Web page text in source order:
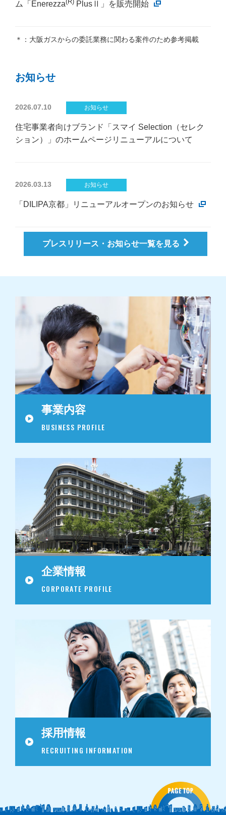
ム「Enerezza PlusⅡ」を販売開始
＊：大阪ガスからの委託業務に関わる案件のため参考掲載
お知らせ
2026.07.10 お知らせ
住宅事業者向けブランド「スマイ Selection（セレク
ション）」のホームページリニューアルについて
2026.03.13 お知らせ
「DILIPA京都」リニューアルオープンのお知らせ
プレスリリース・お知らせ一覧を見る
事業内容
BUSINESS PROFILE
企業情報
CORPORATE PROFILE
採用情報
RECRUITING INFORMATION